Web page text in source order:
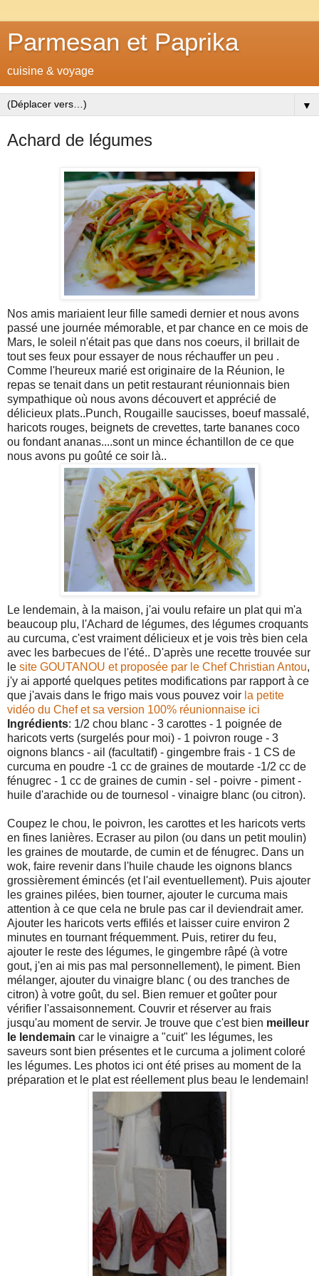
Parmesan et Paprika
cuisine & voyage
▼
Achard de légumes
Nos amis mariaient leur fille samedi dernier et nous avons
passé une journée mémorable, et par chance en ce mois de
Mars, le soleil n'était pas que dans nos coeurs, il brillait de
tout ses feux pour essayer de nous réchauffer un peu .
Comme l'heureux marié est originaire de la Réunion, le
repas se tenait dans un petit restaurant réunionnais bien
sympathique où nous avons découvert et apprécié de
délicieux plats..Punch, Rougaille saucisses, boeuf massalé,
haricots rouges, beignets de crevettes, tarte bananes coco
ou fondant ananas....sont un mince échantillon de ce que
nous avons pu goûté ce soir là..
Le lendemain, à la maison, j'ai voulu refaire un plat qui m'a
beaucoup plu, l'Achard de légumes, des légumes croquants
au curcuma, c'est vraiment délicieux et je vois très bien cela
avec les barbecues de l'été.. D'après une recette trouvée sur
le site GOUTANOU et proposée par le Chef Christian Antou,
j'y ai apporté quelques petites modifications par rapport à ce
que j'avais dans le frigo mais vous pouvez voir la petite
vidéo du Chef et sa version 100% réunionnaise ici
Ingrédients: 1/2 chou blanc - 3 carottes - 1 poignée de
haricots verts (surgelés pour moi) - 1 poivron rouge - 3
oignons blancs - ail (facultatif) - gingembre frais - 1 CS de
curcuma en poudre -1 cc de graines de moutarde -1/2 cc de
fénugrec - 1 cc de graines de cumin - sel - poivre - piment -
huile d'arachide ou de tournesol - vinaigre blanc (ou citron).
Coupez le chou, le poivron, les carottes et les haricots verts
en fines lanières. Ecraser au pilon (ou dans un petit moulin)
les graines de moutarde, de cumin et de fénugrec. Dans un
wok, faire revenir dans l'huile chaude les oignons blancs
grossièrement émincés (et l'ail eventuellement). Puis ajouter
les graines pilées, bien tourner, ajouter le curcuma mais
attention à ce que cela ne brule pas car il deviendrait amer.
Ajouter les haricots verts effilés et laisser cuire environ 2
minutes en tournant fréquemment. Puis, retirer du feu,
ajouter le reste des légumes, le gingembre râpé (à votre
gout, j'en ai mis pas mal personnellement), le piment. Bien
mélanger, ajouter du vinaigre blanc ( ou des tranches de
citron) à votre goût, du sel. Bien remuer et goûter pour
vérifier l'assaisonnement. Couvrir et réserver au frais
jusqu'au moment de servir. Je trouve que c'est bien meilleur
le lendemain car le vinaigre a "cuit" les légumes, les
saveurs sont bien présentes et le curcuma a joliment coloré
les légumes. Les photos ici ont été prises au moment de la
préparation et le plat est réellement plus beau le lendemain!